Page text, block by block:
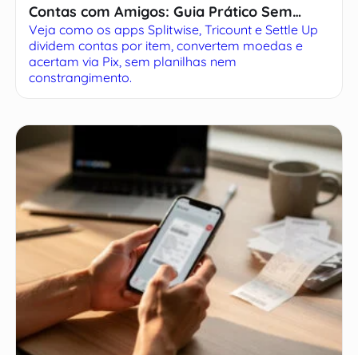
Contas com Amigos: Guia Prático Sem
Complicação
Veja como os apps Splitwise, Tricount e Settle Up
dividem contas por item, convertem moedas e
acertam via Pix, sem planilhas nem
constrangimento.